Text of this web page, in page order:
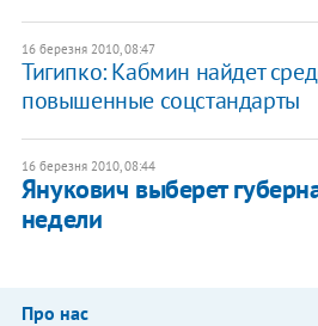
16 березня 2010, 08:47
Тигипко: Кабмин найдет
повышенные соцстандарты
16 березня 2010, 08:44
Янукович выберет
недели
Про нас